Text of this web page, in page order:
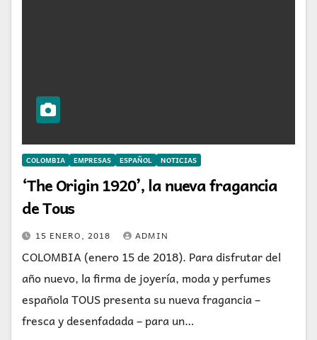
COLOMBIA EMPRESAS ESPAÑOL NOTICIAS
‘The Origin 1920’, la nueva fragancia
de Tous
15 ENERO, 2018 ADMIN
COLOMBIA (enero 15 de 2018). Para disfrutar del
año nuevo, la firma de joyería, moda y perfumes
española TOUS presenta su nueva fragancia –
fresca y desenfadada – para un…